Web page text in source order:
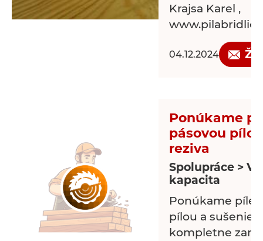
Krajsa Karel ,
04.12.2024
Ponúkame
pásovou
reziva
Spolupráce >
kapacita
Ponúkame
pílou a sušenie
kompletne